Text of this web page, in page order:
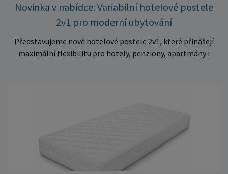
Novinka v nabídce: Variabilní hotelové postele
2v1 pro moderní ubytování
Představujeme nové hotelové postele 2v1, které přinášejí
maximální flexibilitu pro hotely, penziony, apartmány i
stabilitu a dlouhou životnost. Robustní konstrukce z
kvalitního masivního dřeva zajistí spolehlivé používání i při
každodenním zatížení v komerčních provozech. Hlavní
výhody hotelových postelí ✔ Možnost spojení do manželské